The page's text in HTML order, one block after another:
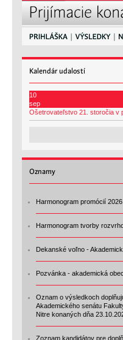
Kalendárudalostí
10
sep
Ošetrovateľstvo 21. storočia v
Oznamy
Harmonogram promócií 2026
Harmonogram tvorby
Dekanské voľno -
Pozvánka - akademická
Oznam o výsledkoch
Akademického senátu
Nitre konaných dňa
Zoznam kandidátov pre